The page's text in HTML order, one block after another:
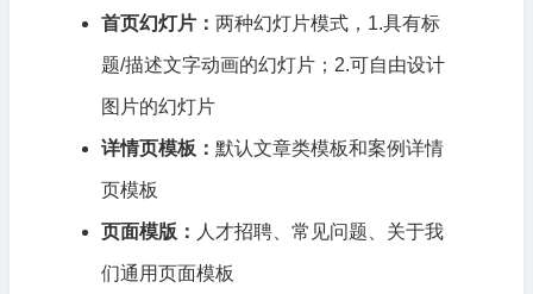
首页幻灯片： 两种幻灯片模式，1.具有标
题/描述文字动画的幻灯片；2.可自由设计
图片的幻灯片
详情页模板： 默认文章类模板和案例详情
页模板
页面模版： 人才招聘、常见问题、关于我
们通用页面模板